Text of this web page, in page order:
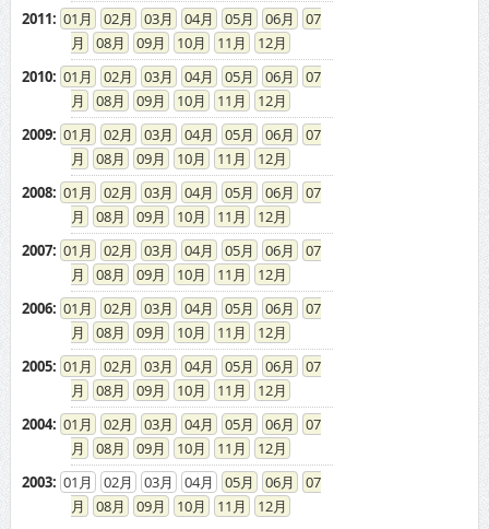
2011: 01 02 03 04 05 06
07
08
09 10 11
12
2010: 01 02 03 04 05 06
07
08
09 10 11
12
2009: 01 02 03 04 05 06
07
08
09 10 11
12
2008: 01 02 03 04 05 06
07
08
09 10 11
12
2007: 01 02 03 04 05 06
07
08
09 10 11
12
2006: 01 02 03 04 05 06
07
08
09 10 11
12
2005: 01 02 03 04 05 06
07
08
09 10 11
12
2004: 01 02 03 04 05 06
07
08
09 10 11
12
2003: 01 02 03 04 05 06
07
08
09 10 11 12